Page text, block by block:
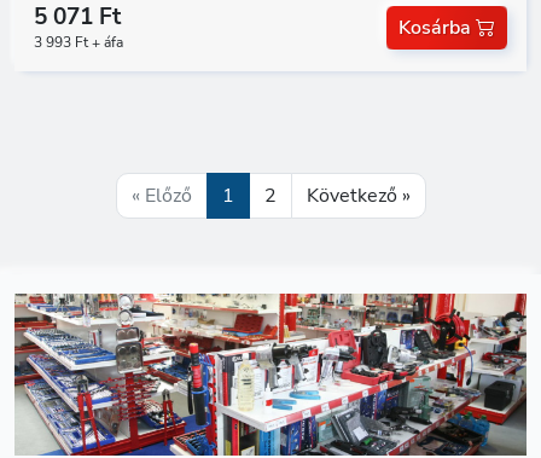
5 071 Ft
3 993 Ft + áfa
Kosárba
« Előző 1 2 Következő »